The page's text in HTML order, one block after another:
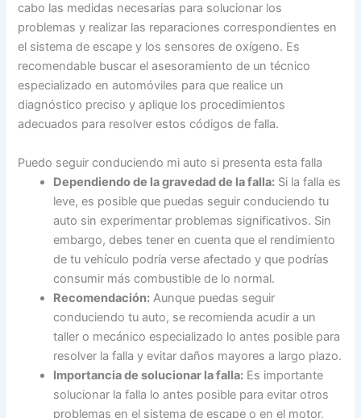
cabo las medidas necesarias para solucionar los
problemas y realizar las reparaciones correspondientes en
el sistema de escape y los sensores de oxígeno. Es
recomendable buscar el asesoramiento de un técnico
especializado en automóviles para que realice un
diagnóstico preciso y aplique los procedimientos
adecuados para resolver estos códigos de falla.
Puedo seguir conduciendo mi auto si presenta esta falla
Dependiendo de la gravedad de la falla: Si la falla es
leve, es posible que puedas seguir conduciendo tu
auto sin experimentar problemas significativos. Sin
embargo, debes tener en cuenta que el rendimiento
de tu vehículo podría verse afectado y que podrías
consumir más combustible de lo normal.
Recomendación: Aunque puedas seguir
conduciendo tu auto, se recomienda acudir a un
taller o mecánico especializado lo antes posible para
resolver la falla y evitar daños mayores a largo plazo.
Importancia de solucionar la falla: Es importante
solucionar la falla lo antes posible para evitar otros
problemas en el sistema de escape o en el motor,